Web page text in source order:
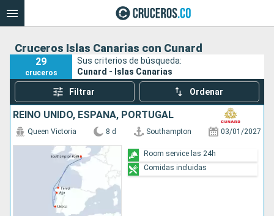
Cruceros Islas Canarias con Cunard
29
cruceros
Sus criterios de búsqueda:
Cunard - Islas Canarias
Filtrar Ordenar
REINO UNIDO, ESPAÑA, PORTUGAL
Queen Victoria 8 d Southampton 03/01/2027
Room service las 24h
Comidas incluidas